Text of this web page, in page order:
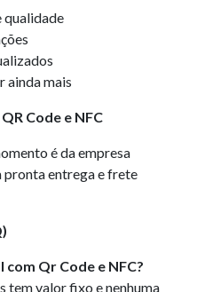
qualidade
ainda mais
Code e NFC
é da empresa
pronta entrega e frete
Qr Code e NFC?
tem valor fixo e nenhuma